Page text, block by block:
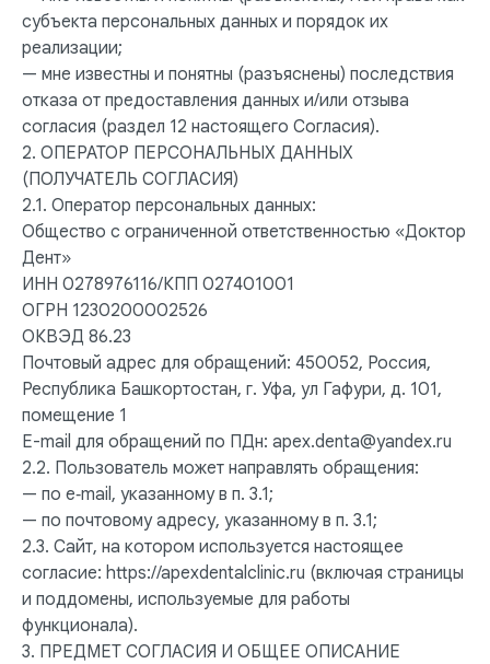
субъекта персональных данных и порядок их
реализации;
— мне известны и понятны (разъяснены) последствия
отказа от предоставления данных и/или отзыва
согласия (раздел 12 настоящего Согласия).
2. ОПЕРАТОР ПЕРСОНАЛЬНЫХ ДАННЫХ
(ПОЛУЧАТЕЛЬ СОГЛАСИЯ)
2.1. Оператор персональных данных:
Общество с ограниченной ответственностью «Доктор
Дент»
ИНН 0278976116/КПП 027401001
ОГРН 1230200002526
ОКВЭД 86.23
Почтовый адрес для обращений: 450052, Россия,
Республика Башкортостан, г. Уфа, ул Гафури, д. 101,
помещение 1
E-mail для обращений по ПДн: apex.denta@yandex.ru
2.2. Пользователь может направлять обращения:
— по e‑mail, указанному в п. 3.1;
— по почтовому адресу, указанному в п. 3.1;
2.3. Сайт, на котором используется настоящее
согласие: https://apexdentalclinic.ru (включая страницы
и поддомены, используемые для работы
функционала).
3. ПРЕДМЕТ СОГЛАСИЯ И ОБЩЕЕ ОПИСАНИЕ